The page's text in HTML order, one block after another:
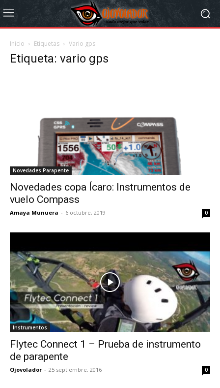
Inicio Etiquetas Vario gps
Etiqueta: vario gps
Novedades Parapente
Novedades copa Ícaro: Instrumentos de
vuelo Compass
Amaya Munuera - 6 octubre, 2019 0
Instrumentos
Flytec Connect 1 – Prueba de instrumento
de parapente
Ojovolador - 25 septiembre, 2016 0